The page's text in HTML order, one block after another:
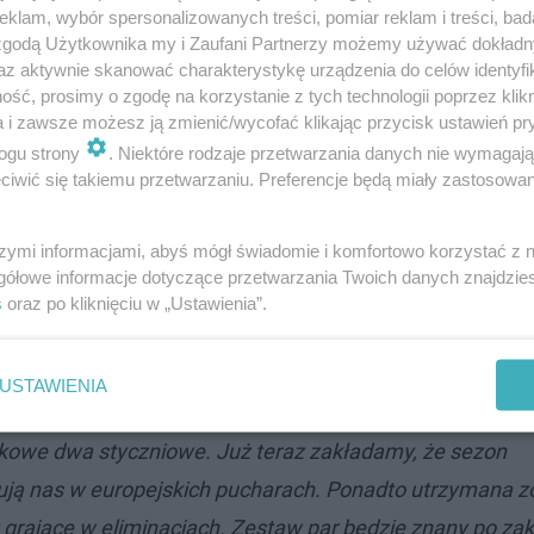
pucharach w lipcu. Mistrz Polski zagra w drugiej
Wisła Kraków zainauguruje grę w pierwszej
w rozstawieniach – wówczas "Biała
się do Ligi Konferencji rozpoczną
duże wyzwanie logistyczno-organizacyjne. UEFA
dwa styczniowe. Już teraz zakładamy, że sezon
nas w europejskich pucharach. Ponadto utrzymana
w eliminacjach. Zestaw par będzie znany po
wybór spersonalizowanych treści, pomiar reklam i treści,
Użytkownika my i Zaufani Partnerzy możemy używać
aktywnie skanować charakterystykę urządzenia do celów
prosimy o zgodę na korzystanie z tych technologii poprzez
i zawsze możesz ją zmienić/wycofać klikając przycisk ustawień
strony
. Niektóre rodzaje przetwarzania danych nie
się takiemu przetwarzaniu. Preferencje będą miały
informacjami, abyś mógł świadomie i komfortowo korzystać z
informacje dotyczące przetwarzania Twoich danych
oraz po kliknięciu w „Ustawienia”.
USTAWIENIA